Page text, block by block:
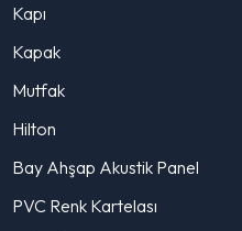
Kapı
Kapak
Mutfak
Hilton
Bay Ahşap Akustik Panel
PVC Renk Kartelası